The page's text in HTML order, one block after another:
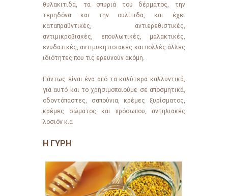
θυλακιτιδα, τα σπυριά του δέρματος, την
τερηδόνα και την ουλίτιδα, και έχει
καταπραϋντικές, αντιερεθιστικές,
αντιμικροβιακές, επουλωτικές, μαλακτικές,
ενυδατικές, αντιμυκητισιακές και πολλές άλλες
ιδιότητες που τις ερευνούν ακόμη.
Πάντως είναι ένα από τα καλύτερα καλλυντικά,
για αυτό και το χρησιμοποιούμε σε αποσμητικά,
οδοντόπαστες, σαπούνια, κρέμες ξυρίσματος,
κρέμες σώματος και πρόσωπου, αντηλιακές
λοσιόν κ.α
Η ΓΥΡΗ